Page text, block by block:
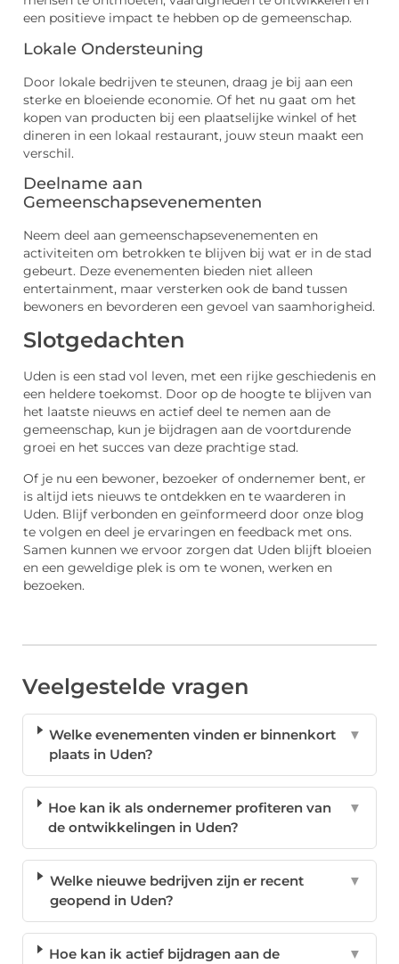
een positieve impact te hebben op de gemeenschap.
Lokale Ondersteuning
Door lokale bedrijven te steunen, draag je bij aan een
sterke en bloeiende economie. Of het nu gaat om het
kopen van producten bij een plaatselijke winkel of het
dineren in een lokaal restaurant, jouw steun maakt een
verschil.
Deelname aan
Gemeenschapsevenementen
Neem deel aan gemeenschapsevenementen en
activiteiten om betrokken te blijven bij wat er in de stad
gebeurt. Deze evenementen bieden niet alleen
entertainment, maar versterken ook de band tussen
bewoners en bevorderen een gevoel van saamhorigheid.
Slotgedachten
Uden is een stad vol leven, met een rijke geschiedenis en
een heldere toekomst. Door op de hoogte te blijven van
het laatste nieuws en actief deel te nemen aan de
gemeenschap, kun je bijdragen aan de voortdurende
groei en het succes van deze prachtige stad.
Of je nu een bewoner, bezoeker of ondernemer bent, er
is altijd iets nieuws te ontdekken en te waarderen in
Uden. Blijf verbonden en geïnformeerd door onze blog
te volgen en deel je ervaringen en feedback met ons.
Samen kunnen we ervoor zorgen dat Uden blijft bloeien
en een geweldige plek is om te wonen, werken en
bezoeken.
Veelgestelde vragen
Welke evenementen vinden er binnenkort
plaats in Uden?
▼
Hoe kan ik als ondernemer profiteren van
de ontwikkelingen in Uden?
▼
Welke nieuwe bedrijven zijn er recent
geopend in Uden?
▼
Hoe kan ik actief bijdragen aan de
▼